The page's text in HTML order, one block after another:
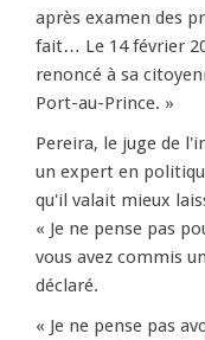
après examen des
fait… Le 14 février
renoncé à sa
Port-au-Prince. »
Pereira, le juge de
un expert en
qu'il valait mieux
« Je ne pense pas
vous avez commis
déclaré.
« Je ne pense pas